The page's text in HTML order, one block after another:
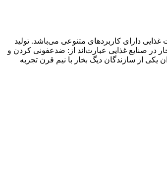
دارای کاربردهای متنوعی می‌باشد. تولید
در صنایع غذایی عبارت‌اند از: ضدعفونی کردن و
از سازندگان دیگ بخار با نیم قرن تجربه